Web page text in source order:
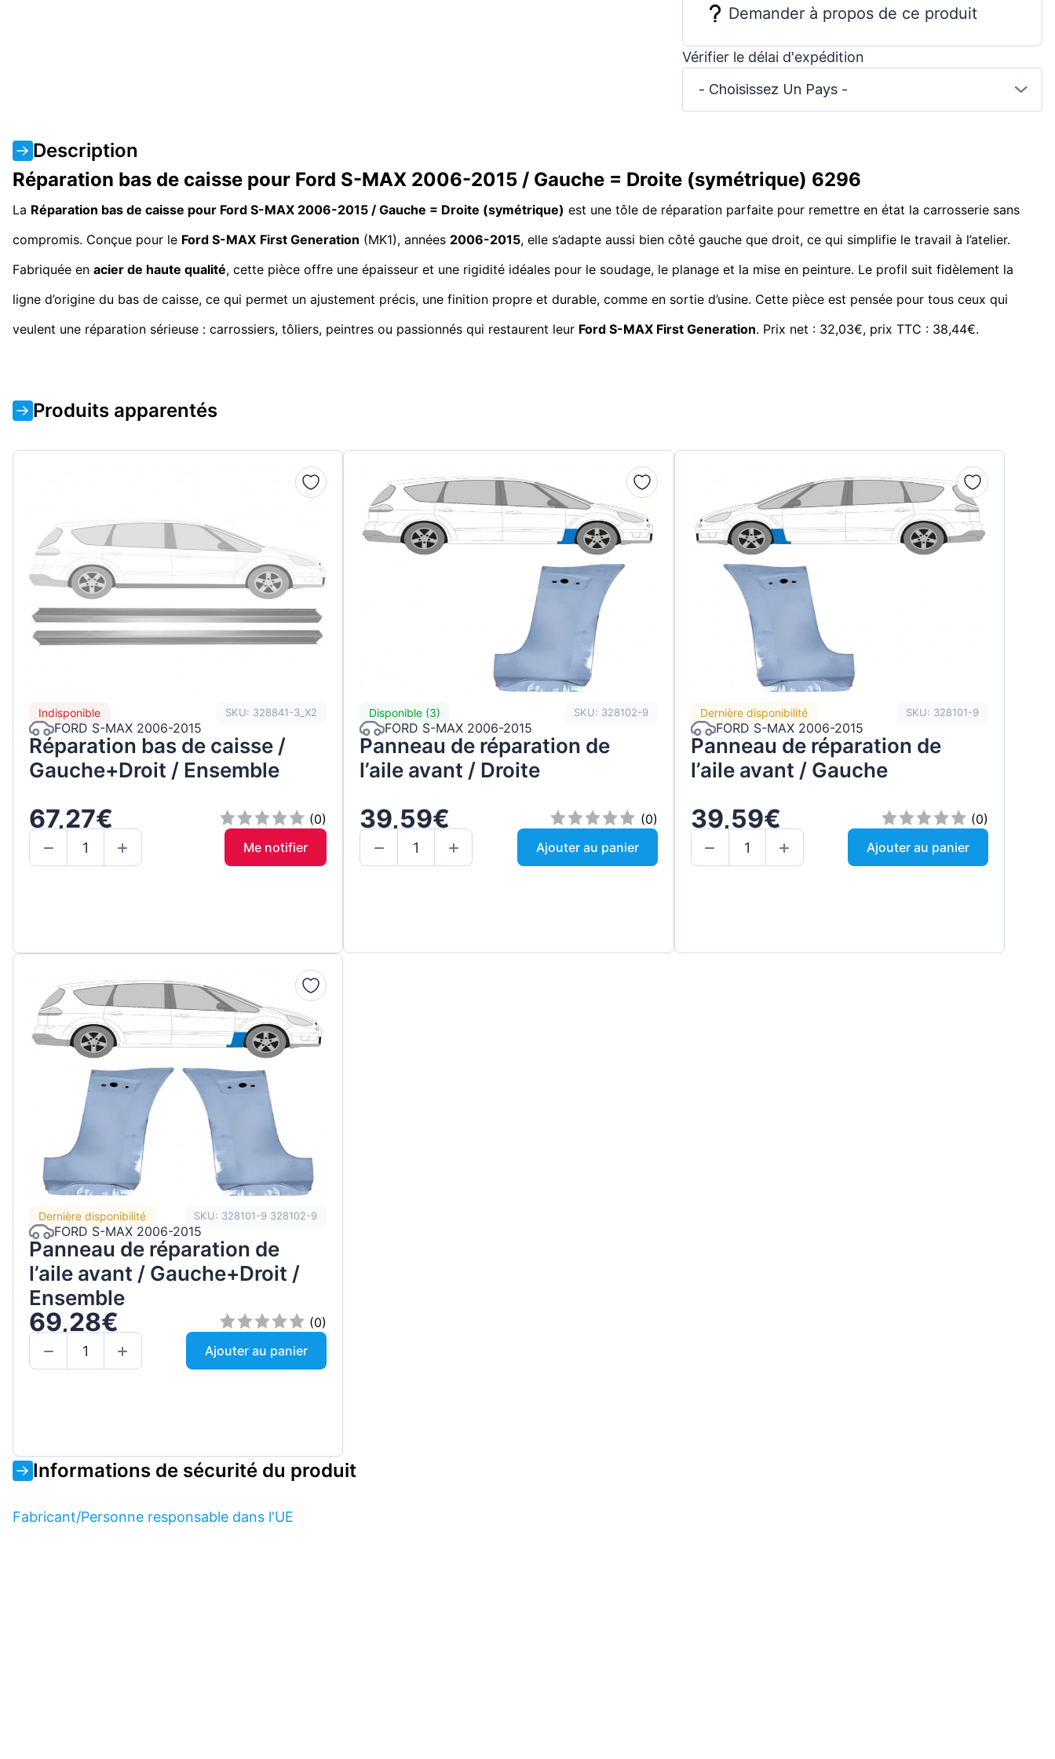
Demander à propos de ce produit
Vérifier le délai d'expédition
- Choisissez Un Pays -
Description
Réparation bas de caisse pour Ford S-MAX 2006-2015 / Gauche = Droite (symétrique) 6296
La Réparation bas de caisse pour Ford S-MAX 2006-2015 / Gauche = Droite (symétrique) est une tôle de réparation parfaite pour remettre en état la carrosserie sans
compromis. Conçue pour le Ford S-MAX First Generation (MK1), années 2006-2015, elle s’adapte aussi bien côté gauche que droit, ce qui simplifie le travail à l’atelier.
Fabriquée en acier de haute qualité, cette pièce offre une épaisseur et une rigidité idéales pour le soudage, le planage et la mise en peinture. Le profil suit fidèlement la
ligne d’origine du bas de caisse, ce qui permet un ajustement précis, une finition propre et durable, comme en sortie d’usine. Cette pièce est pensée pour tous ceux qui
veulent une réparation sérieuse : carrossiers, tôliers, peintres ou passionnés qui restaurent leur Ford S-MAX First Generation. Prix net : 32,03€, prix TTC : 38,44€.
Produits apparentés
Indisponible SKU: 328841-3_X2
FORD S-MAX 2006-2015
Réparation bas de caisse /
Gauche+Droit / Ensemble
67,27€
(0)
Me notifier
Disponible (3) SKU: 328102-9
FORD S-MAX 2006-2015
Panneau de réparation de
l’aile avant / Droite
39,59€
(0)
Ajouter au panier
Dernière disponibilité SKU: 328101-9
FORD S-MAX 2006-2015
Panneau de réparation de
l’aile avant / Gauche
39,59€
(0)
Ajouter au panier
Dernière disponibilité SKU: 328101-9 328102-9
FORD S-MAX 2006-2015
Panneau de réparation de
l’aile avant / Gauche+Droit /
Ensemble
69,28€
(0)
Ajouter au panier
Informations de sécurité du produit
Fabricant/Personne responsable dans l'UE